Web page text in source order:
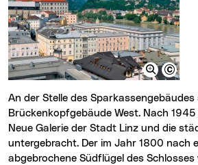
An der Stelle des Sparkassengebäudes steht nun das
Brückenkopfgebäude West. Nach
Neue Galerie der Stadt Linz und die
untergebracht. Der im Jahr 1800 nach
abgebrochene Südflügel des